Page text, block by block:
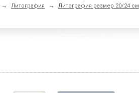
→ Литография → Литография размер 20/24 см